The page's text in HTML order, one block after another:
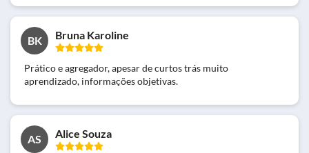
BK Bruna Karoline
Prático e agregador, apesar de curtos trás muito
aprendizado, informações objetivas.
AS Alice Souza